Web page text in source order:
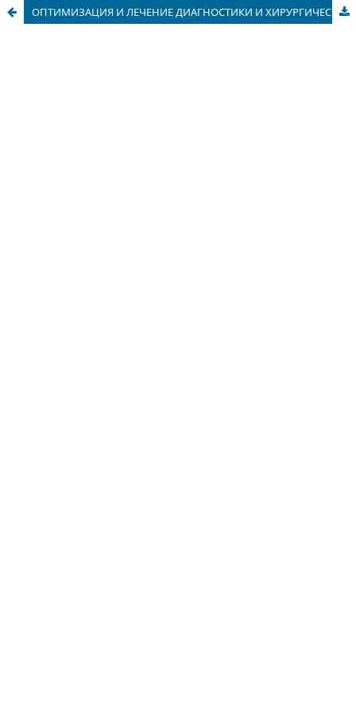
ОПТИМИЗАЦИЯ И ЛЕЧЕНИЕ ДИАГНОСТИКИ И ХИРУРГИЧЕСКОГО ЛЕЧЕНИЯ МЕТАСТАТИЧЕСКОГО РАКА ГОРТАНИ